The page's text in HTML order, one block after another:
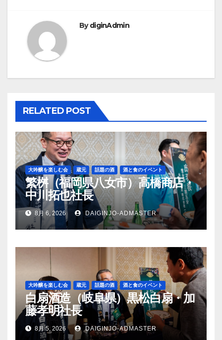
ビ
ゲ
ョ
ン
BydiginAdmin
RELATED POST
大吟醸を楽しむ会 蔵元 話題の酒 酒と食のイベント
繁桝（福岡県八女市）高橋商店・
中川拓也社長
8月 6, 2026 DAIGINJO-ADMASTER
大吟醸を楽しむ会 蔵元 話題の酒 酒と食のイベント
白扇酒造（岐阜県）黒松白扇・加
藤孝明社長
8月 5, 2026 DAIGINJO-ADMASTER